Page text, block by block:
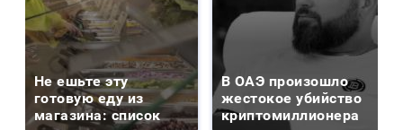
Не ешьте эту
готовую еду из
магазина: список
В ОАЭ произошло
жестокое убийство
криптомиллионера